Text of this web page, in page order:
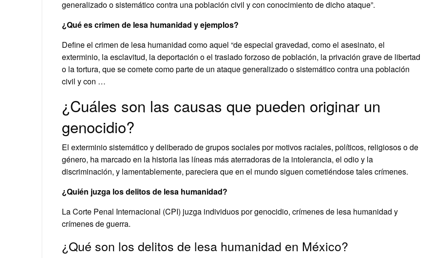
generalizado o sistemático contra una población civil y con conocimiento de dicho ataque”.
¿Qué es crimen de lesa humanidad y ejemplos?
Define el crimen de lesa humanidad como aquel “de especial gravedad, como el asesinato, el
exterminio, la esclavitud, la deportación o el traslado forzoso de población, la privación grave de libertad
o la tortura, que se comete como parte de un ataque generalizado o sistemático contra una población
civil y con …
¿Cuáles son las causas que pueden originar un
genocidio?
El exterminio sistemático y deliberado de grupos sociales por motivos raciales, políticos, religiosos o de
género, ha marcado en la historia las líneas más aterradoras de la intolerancia, el odio y la
discriminación, y lamentablemente, pareciera que en el mundo siguen cometiéndose tales crímenes.
¿Quién juzga los delitos de lesa humanidad?
La Corte Penal Internacional (CPI) juzga individuos por genocidio, crímenes de lesa humanidad y
crímenes de guerra.
¿Qué son los delitos de lesa humanidad en México?